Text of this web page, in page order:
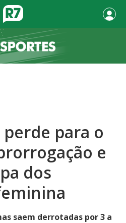
para o
e
dos
saem derrotadas por 3 a